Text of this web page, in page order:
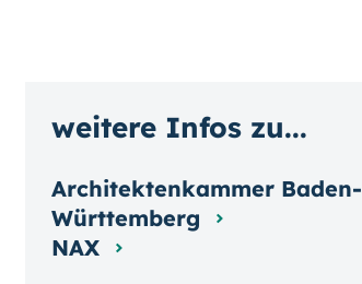
weitere Infos zu...
Architektenkammer Baden-
Württemberg
NAX